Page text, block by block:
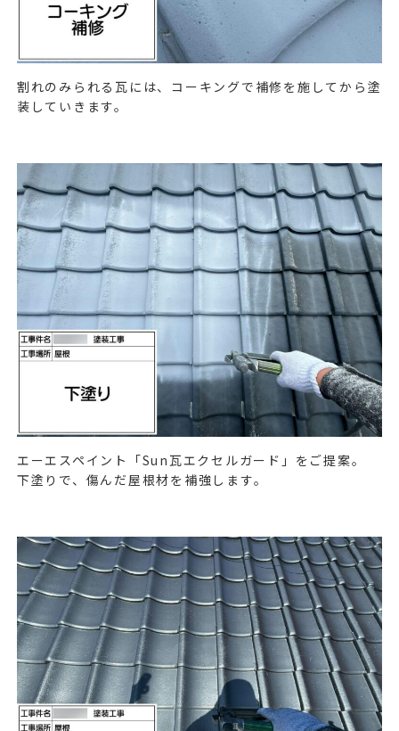
割れのみられる瓦には、コーキングで補修を施してから塗
装していきます。
エーエスペイント「Sun 瓦エクセルガード」をご提案。
下塗りで、傷んだ屋根材を補強します。